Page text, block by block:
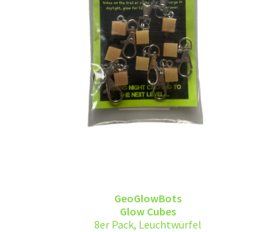
GeoGlowBots
Glow Cubes
8er Pack, Leuchtwürfel